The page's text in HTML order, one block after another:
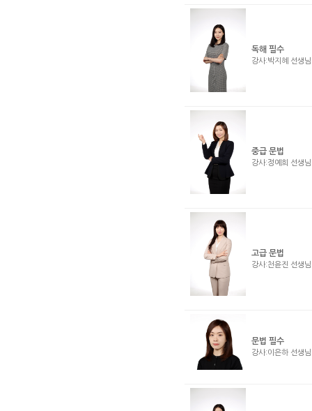
독해 필수
강사:박지혜 선생
중급 문법
강사:정예희 선생
고급 문법
강사:천윤진 선생
문법 필수
강사:이은하 선생